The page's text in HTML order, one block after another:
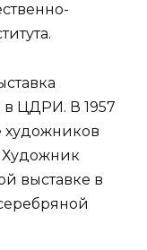
в ЦДРИ. В 1957
художников
Художник
выставке в